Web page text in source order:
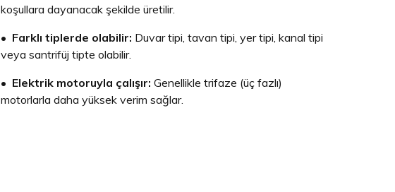
koşullara dayanacak şekilde üretilir.
• Farklı tiplerde olabilir: Duvar tipi, tavan tipi, yer tipi, kanal tipi
veya santrifüj tipte olabilir.
• Elektrik motoruyla çalışır: Genellikle trifaze (üç fazlı)
motorlarla daha yüksek verim sağlar.